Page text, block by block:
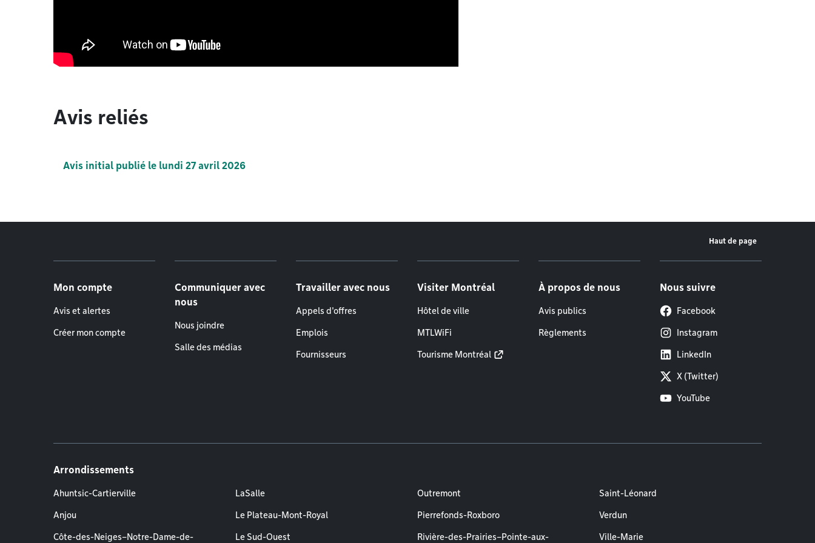
Avis reliés
Avis initial publié le lundi 27 avril 2026
Haut de page
Mon compte
Avis et alertes
Créer mon compte
Communiquer avec
nous
Nous joindre
Salle des médias
Travailler avec nous
Appels d'offres
Emplois
Fournisseurs
Visiter Montréal
Hôtel de ville
MTLWiFi
Tourisme Montréal
À propos de nous
Avis publics
Règlements
Nous suivre
Facebook
Instagram
LinkedIn
X (Twitter)
YouTube
Arrondissements
Ahuntsic-Cartierville
Anjou
Côte-des-Neiges–Notre-Dame-de-
LaSalle
Le Plateau-Mont-Royal
Le Sud-Ouest
Outremont
Pierrefonds-Roxboro
Rivière-des-Prairies–Pointe-aux-
Saint-Léonard
Verdun
Ville-Marie